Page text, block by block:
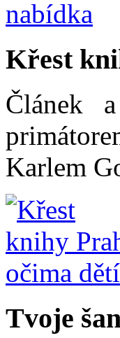
Křest
Článek
Karlem
Tvoje